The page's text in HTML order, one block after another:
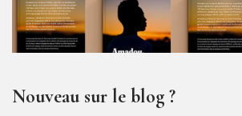
Nouveau sur le blog ?